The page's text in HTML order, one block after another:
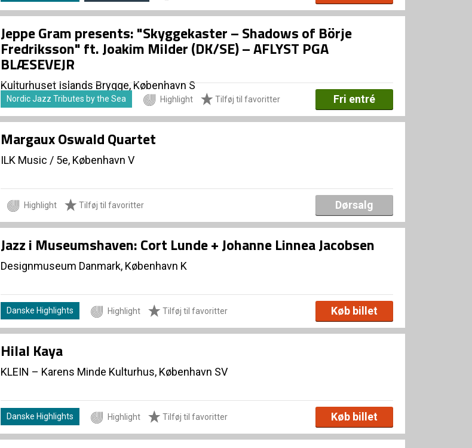
Jeppe Gram presents: "Skyggekaster – Shadows of Börje
Fredriksson" ft. Joakim Milder (DK/SE) – AFLYST PGA
BLÆSEVEJR
Kulturhuset Islands Brygge, København S
Nordic Jazz Tributes by the Sea Highlight Tilføj til favoritter Fri entré
Margaux Oswald Quartet
ILK Music / 5e, København V
Highlight Tilføj til favoritter Dørsalg
Jazz i Museumshaven: Cort Lunde + Johanne Linnea Jacobsen
Designmuseum Danmark, København K
Danske Highlights Highlight Tilføj til favoritter Køb billet
Hilal Kaya
KLEIN – Karens Minde Kulturhus, København SV
Danske Highlights Highlight Tilføj til favoritter Køb billet